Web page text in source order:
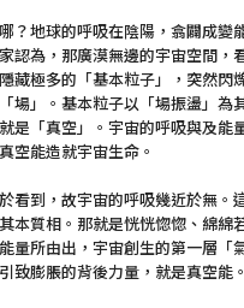
？地球的呼吸在陰陽，翕闢成變
認為，那廣漠無邊的宇宙空間，
藏極多的「基本粒子」，突然閃
場」。基本粒子以「場振盪」為
是「真空」。宇宙的呼吸與及能
空能造就宇宙生命。
看到，故宇宙的呼吸幾近於無。
本質相。那就是恍恍惚惚、綿綿
能量所由出，宇宙創生的第一層「
致膨脹的背後力量，就是真空能